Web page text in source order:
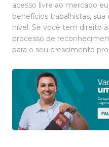
acesso livre ao mercado
benefícios trabalhistas,
nível. Se você tem direito
processo de
para o seu crescimento